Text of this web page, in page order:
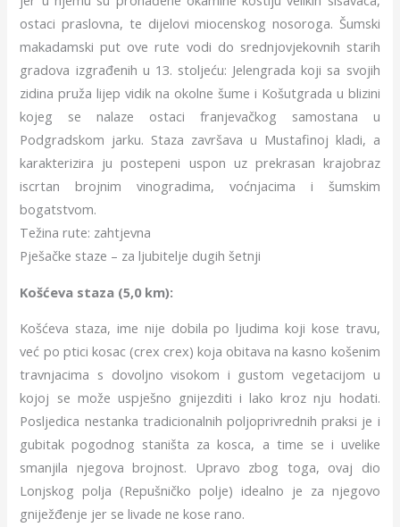
ostaci praslovna, te dijelovi miocenskog nosoroga. Šumski
makadamski put ove rute vodi do srednjovjekovnih starih
gradova izgrađenih u 13. stoljeću: Jelengrada koji sa svojih
zidina pruža lijep vidik na okolne šume i Košutgrada u blizini
kojeg se nalaze ostaci franjevačkog samostana u
Podgradskom jarku. Staza završava u Mustafinoj kladi, a
karakterizira ju postepeni uspon uz prekrasan krajobraz
iscrtan brojnim vinogradima, voćnjacima i šumskim
bogatstvom.
Težina rute: zahtjevna
Pješačke staze – za ljubitelje dugih šetnji
Košćeva staza (5,0 km):
Košćeva staza, ime nije dobila po ljudima koji kose travu,
već po ptici kosac (crex crex) koja obitava na kasno košenim
travnjacima s dovoljno visokom i gustom vegetacijom u
kojoj se može uspješno gnijezditi i lako kroz nju hodati.
Posljedica nestanka tradicionalnih poljoprivrednih praksi je i
gubitak pogodnog staništa za kosca, a time se i uvelike
smanjila njegova brojnost. Upravo zbog toga, ovaj dio
Lonjskog polja (Repušničko polje) idealno je za njegovo
gniježđenje jer se livade ne kose rano.